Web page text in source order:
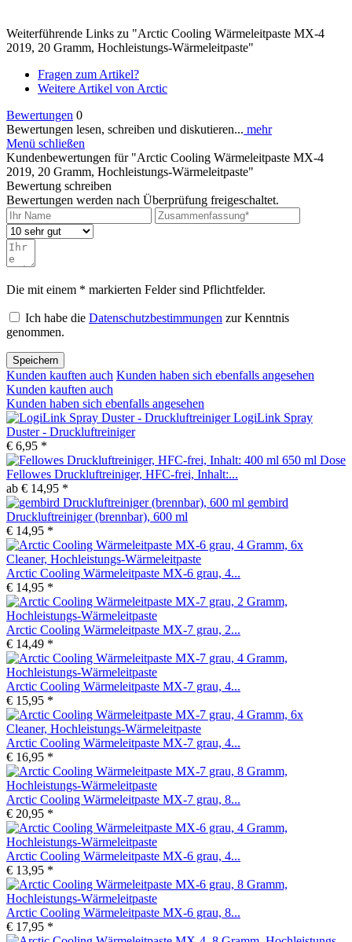
Weiterführende Links zu "Arctic Cooling Wärmeleitpaste MX-4
2019, 20 Gramm, Hochleistungs-Wärmeleitpaste"
Fragen zum Artikel?
Weitere Artikel von Arctic
Bewertungen 0
Bewertungen lesen, schreiben und diskutieren... mehr
Menü schließen
Kundenbewertungen für "Arctic Cooling Wärmeleitpaste MX-4
2019, 20 Gramm, Hochleistungs-Wärmeleitpaste"
Bewertung schreiben
Bewertungen werden nach Überprüfung freigeschaltet.
Die mit einem * markierten Felder sind Pflichtfelder.
Ich habe die Datenschutzbestimmungen zur Kenntnis
genommen.
Speichern
Kunden kauften auch Kunden haben sich ebenfalls angesehen
Kunden kauften auch
Kunden haben sich ebenfalls angesehen
LogiLink Spray
Duster - Druckluftreiniger
€ 6,95 *
Fellowes Druckluftreiniger, HFC-frei, Inhalt:...
ab € 14,95 *
gembird
Druckluftreiniger (brennbar), 600 ml
€ 14,95 *
Arctic Cooling Wärmeleitpaste MX-6 grau, 4...
€ 14,95 *
Arctic Cooling Wärmeleitpaste MX-7 grau, 2...
€ 14,49 *
Arctic Cooling Wärmeleitpaste MX-7 grau, 4...
€ 15,95 *
Arctic Cooling Wärmeleitpaste MX-7 grau, 4...
€ 16,95 *
Arctic Cooling Wärmeleitpaste MX-7 grau, 8...
€ 20,95 *
Arctic Cooling Wärmeleitpaste MX-6 grau, 4...
€ 13,95 *
Arctic Cooling Wärmeleitpaste MX-6 grau, 8...
€ 17,95 *